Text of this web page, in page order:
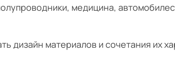
медицина,
дизайн материалов и сочетания их